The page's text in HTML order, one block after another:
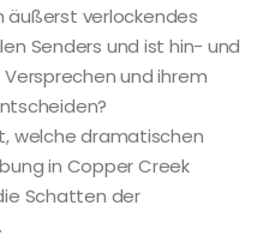
äußerst verlockendes
Senders und ist hin- und
und ihrem
welche dramatischen
in Copper Creek
Schatten der